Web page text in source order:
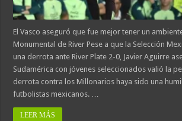
El Vasco aseguró que fue mejor tener un
Monumental de River Pese a que la Selección
una derrota ante River Plate 2-0, Javier Aguirre
Sudamérica con jóvenes seleccionados valió la
derrota contra los Millonarios haya sido una
futbolistas mexicanos. …
LEER MÁS